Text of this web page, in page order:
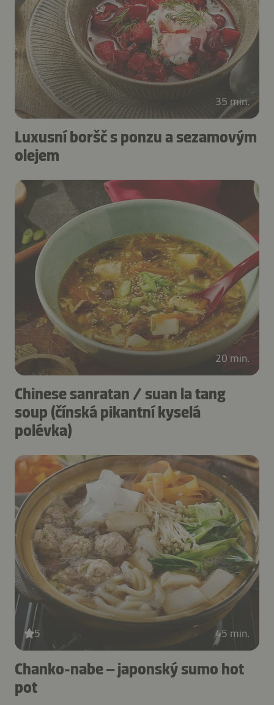
35 min.
Luxusní boršč s ponzu a sezamovým
olejem
20 min.
Chinese sanratan / suan la tang
soup (čínská pikantní kyselá
polévka)
5 45 min.
Chanko-nabe – japonský sumo hot
pot